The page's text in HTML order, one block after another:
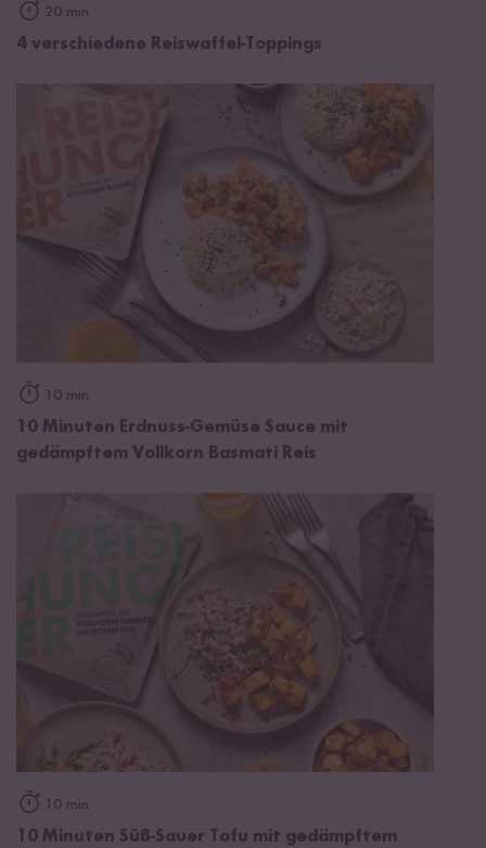
20 min
4 verschiedene Reiswaffel-Toppings
10 min
10 Minuten Erdnuss-Gemüse Sauce mit
gedämpftem Vollkorn Basmati Reis
10 min
10 Minuten Süß-Sauer Tofu mit gedämpftem